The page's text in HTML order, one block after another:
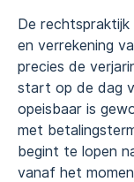
De
en verrekening
precies de
start op de dag
opeisbaar is
met
begint te lopen
vanaf het